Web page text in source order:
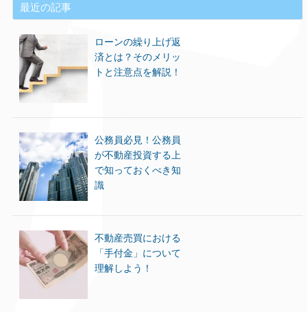
最近の記事
ローンの繰り上げ返
済とは？そのメリッ
トと注意点を解説！
公務員必見！公務員
が不動産投資する上
で知っておくべき知
識
不動産売買における
「手付金」について
理解しよう！